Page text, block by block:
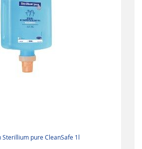
Sterillium pure CleanSafe 1l